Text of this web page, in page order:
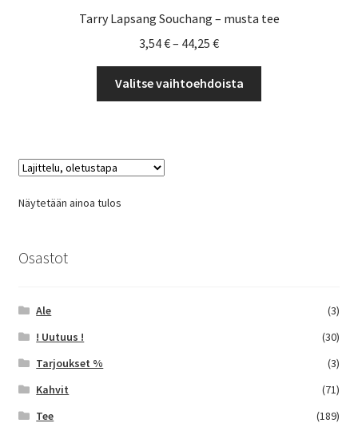
Tarry Lapsang Souchang – musta tee
3,54€– 44,25 €Hintaluokka:
-
44,25 €
Valitse vaihtoehdoista
Näytetään ainoa tulos
Osastot
Ale
(3)
! Uutuus !
(30)
Tarjoukset %
(3)
Kahvit
(71)
Tee
(189)